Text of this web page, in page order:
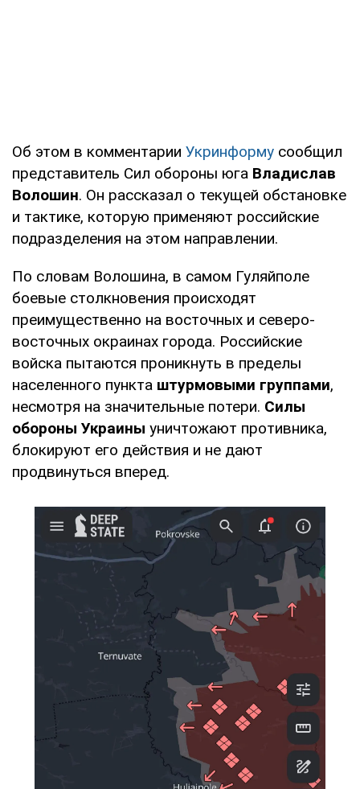
Об этом в комментарии Укринформу сообщил
представитель Сил обороны юга Владислав
Волошин. Он рассказал о текущей обстановке
и тактике, которую применяют российские
подразделения на этом направлении.
По словам Волошина, в самом Гуляйполе
боевые столкновения происходят
преимущественно на восточных и северо-
восточных окраинах города. Российские
войска пытаются проникнуть в пределы
населенного пункта штурмовыми группами,
несмотря на значительные потери. Силы
обороны Украины уничтожают противника,
блокируют его действия и не дают
продвинуться вперед.